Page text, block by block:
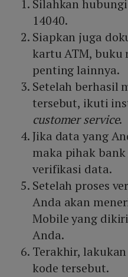
Silahkan
14040.
Siapkan juga
kartu ATM, buku
penting lainnya.
Setelah berhasil
tersebut, ikuti
customer service.
Jika data yang
maka pihak
verifikasi data.
Setelah proses
Anda akan
Mobile yang
Anda.
Terakhir,
kode tersebut.